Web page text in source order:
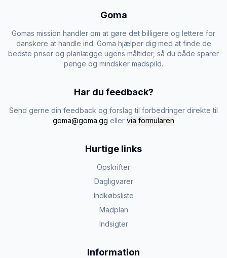
Goma
Gomas mission handler om at gøre det billigere og lettere for
danskere at handle ind. Goma hjælper dig med at finde de
bedste priser og planlægge ugens måltider, så du både sparer
penge og mindsker madspild.
Har du feedback?
Send gerne din feedback og forslag til forbedringer direkte til
goma@goma.gg eller via formularen
Hurtige links
Opskrifter
Dagligvarer
Indkøbsliste
Madplan
Indsigter
Information